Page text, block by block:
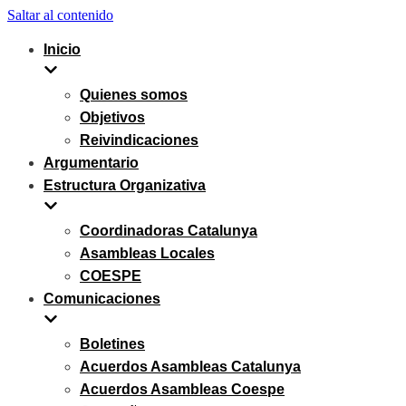
Saltar al contenido
Inicio
Quienes somos
Objetivos
Reivindicaciones
Argumentario
Estructura Organizativa
Coordinadoras Catalunya
Asambleas Locales
COESPE
Comunicaciones
Boletines
Acuerdos Asambleas Catalunya
Acuerdos Asambleas Coespe